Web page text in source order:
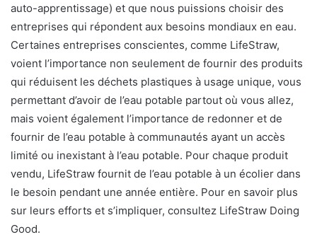
auto-apprentissage) et que nous puissions choisir des
entreprises qui répondent aux besoins mondiaux en eau.
Certaines entreprises conscientes, comme LifeStraw,
voient l’importance non seulement de fournir des produits
qui réduisent les déchets plastiques à usage unique, vous
permettant d’avoir de l’eau potable partout où vous allez,
mais voient également l’importance de redonner et de
fournir de l’eau potable à communautés ayant un accès
limité ou inexistant à l’eau potable. Pour chaque produit
vendu, LifeStraw fournit de l’eau potable à un écolier dans
le besoin pendant une année entière. Pour en savoir plus
sur leurs efforts et s’impliquer, consultez LifeStraw Doing
Good.